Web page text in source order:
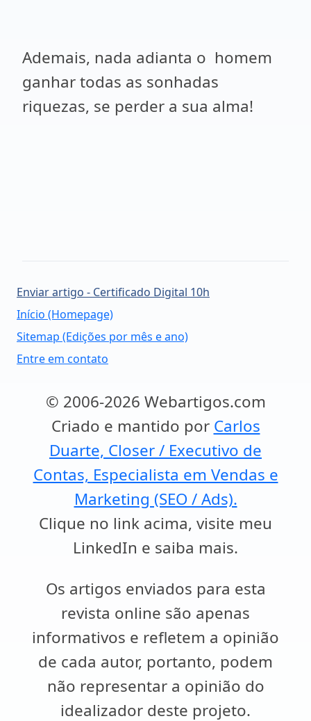
Ademais, nada adianta o homem
ganhar todas as sonhadas
riquezas, se perder a sua alma!
Enviar artigo - Certificado Digital 10h
Início (Homepage)
Sitemap (Edições por mês e ano)
Entre em contato
© 2006-2026 Webartigos.com
Criado e mantido por Carlos
Duarte, Closer / Executivo de
Contas, Especialista em Vendas e
Marketing (SEO / Ads).
Clique no link acima, visite meu
LinkedIn e saiba mais.
Os artigos enviados para esta
revista online são apenas
informativos e refletem a opinião
de cada autor, portanto, podem
não representar a opinião do
idealizador deste projeto.